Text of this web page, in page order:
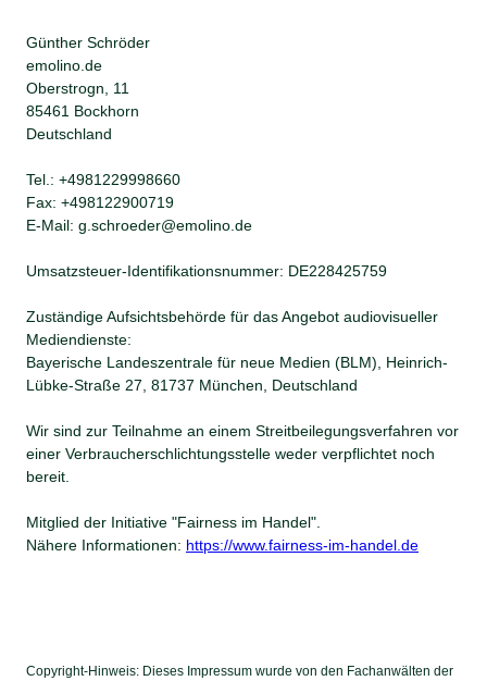
Günther Schröder
emolino.de
Oberstrogn, 11
85461 Bockhorn
Deutschland
Tel.: +4981229998660
Fax: +498122900719
E-Mail: g.schroeder@emolino.de
Umsatzsteuer-Identifikationsnummer: DE228425759
Zuständige Aufsichtsbehörde für das Angebot audiovisueller
Mediendienste:
Bayerische Landeszentrale für neue Medien (BLM), Heinrich-
Lübke-Straße 27, 81737 München, Deutschland
Wir sind zur Teilnahme an einem Streitbeilegungsverfahren vor
einer Verbraucherschlichtungsstelle weder verpflichtet noch
bereit.
Mitglied der Initiative "Fairness im Handel".
Nähere Informationen: https://www.fairness-im-handel.de
Copyright-Hinweis: Dieses Impressum wurde von den Fachanwälten der